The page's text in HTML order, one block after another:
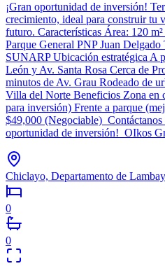
¡Gran oportunidad de inversión!
crecimiento, ideal para construir tu
futuro. Características Área: 120
Parque General PNP Juan
SUNARP Ubicación estratégica A
León y Av. Santa Rosa Cerca de
minutos de Av. Grau Rodeado de
Villa del Norte Beneficios Zona en
para inversión) Frente a parque
$49,000 (Negociable) Contáctanos
oportunidad de inversión! OIkos
Chiclayo, Departamento de
0
0